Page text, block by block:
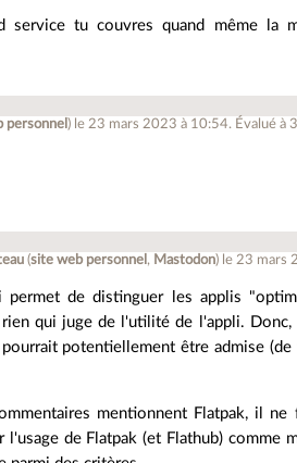
service tu couvres quand même la
personnel ) le 23 mars 2023 à 10:54. Évalué à 3
(site web personnel , Mastodon) le 23 mars
de distinguer les applis
qui juge de l'utilité de l'appli.
potentiellement être admise
mentionnent Flatpak, il
de Flatpak (et Flathub)